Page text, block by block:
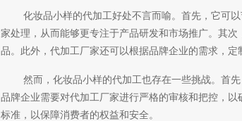
化妆品小样的代加工好处不言而喻。首先，它可
家处理，从而能够更专注于产品研发和市场推广。其
品。此外，代加工厂家还可以根据品牌企业的需求，
然而，化妆品小样的代加工也存在一些挑战。首
品牌企业需要对代加工厂家进行严格的审核和把控，
标准，以保障消费者的权益和安全。